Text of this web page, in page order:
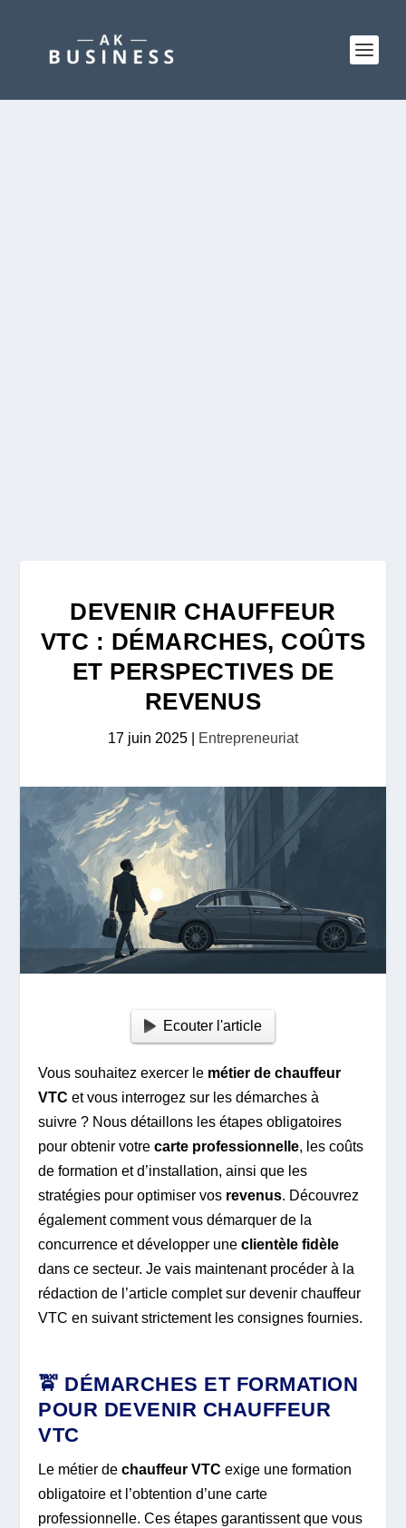
DEVENIR CHAUFFEUR
VTC : DÉMARCHES, COÛTS
ET PERSPECTIVES DE
REVENUS
17 juin 2025 Entrepreneuriat
Ecouter l'article
Vous souhaitez exercer le métier de chauffeur
VTC et vous interrogez sur les démarches à
suivre ? Nous détaillons les étapes obligatoires
pour obtenir votrecarte professionnelle, les coûts
de formation et d’installation, ainsi que les
stratégies pour optimiser vos revenus. Découvrez
également comment vous démarquer de la
concurrence et développer uneclientèle fidèle
dans ce secteur. Je vais maintenant procéder à la
rédaction de l’article complet sur devenir chauffeur
VTC en suivant strictement les consignes fournies.
🚖 DÉMARCHES ET FORMATION
POUR DEVENIR CHAUFFEUR
VTC
Le métier dechauffeur VTC exige une formation
obligatoire et l’obtention d’une carte
professionnelle. Ces étapes garantissent que vous